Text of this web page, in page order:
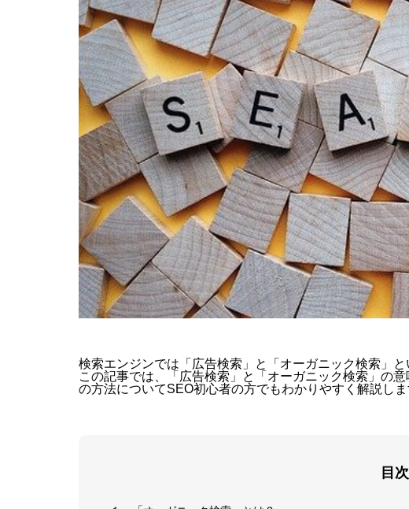
検索エンジンでは「広告検索」と「オーガニック検索」と
この記事では、「広告検索」と「オーガニック検索」の
の方法についてSEO初心者の方でもわかりやすく解説しま
目次